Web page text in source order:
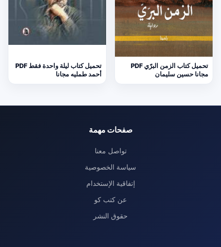
تحميل كتاب الزمن البرّي PDF
مجانا حسين سليمان
تحميل كتاب ليلة واحدة فقط PDF
أحمد طمليه مجانا
صفحات مهمة
تواصل معنا
سياسة الخصوصية
إتفاقية الإستخدام
عن كتب كو
حقوق النشر